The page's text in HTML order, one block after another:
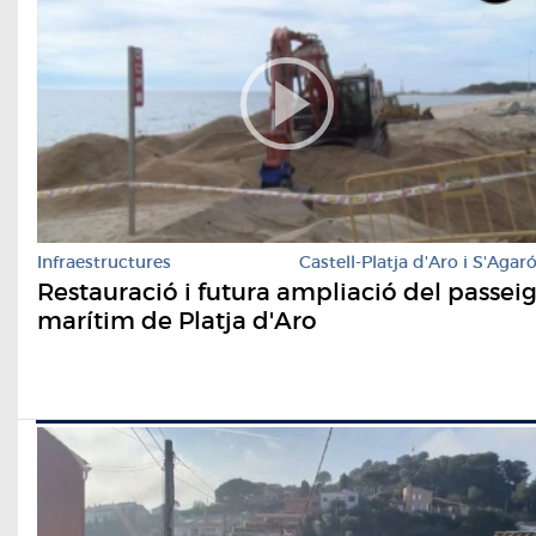
Infraestructures Castell-Platja d'Aro i S'Agaró
Restauració i futura ampliació del passeig
marítim de Platja d'Aro